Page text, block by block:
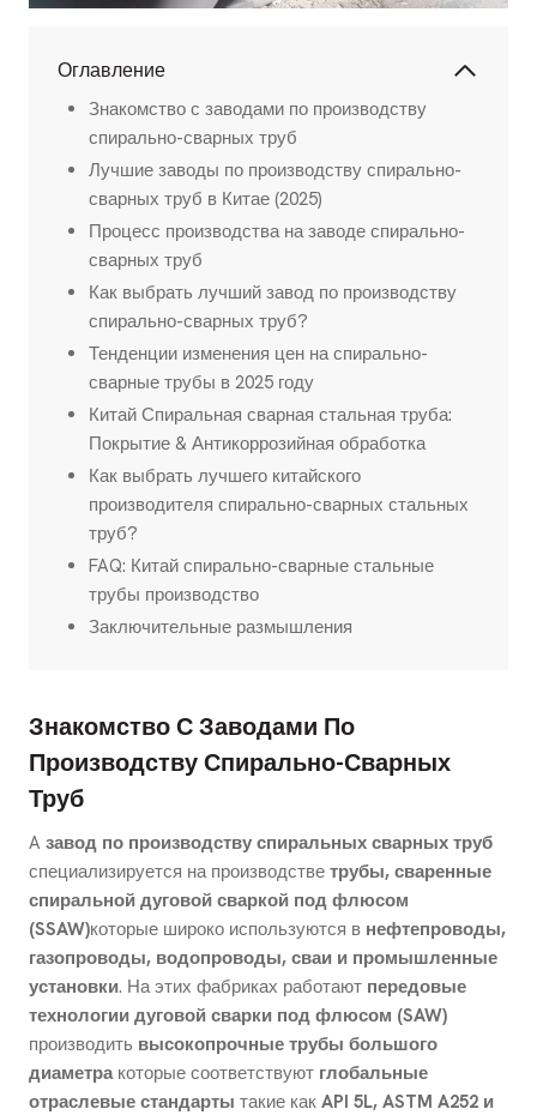
Оглавление
Знакомство с заводами по производству
спирально-сварных труб
Лучшие заводы по производству спирально-
сварных труб в Китае (2025)
Процесс производства на заводе спирально-
сварных труб
Как выбрать лучший завод по производству
спирально-сварных труб?
Тенденции изменения цен на спирально-
сварные трубы в 2025 году
Китай Спиральная сварная стальная труба:
Покрытие & Антикоррозийная обработка
Как выбрать лучшего китайского
производителя спирально-сварных стальных
труб?
FAQ: Китай спирально-сварные стальные
трубы производство
Заключительные размышления
Знакомство С Заводами По
Производству Спирально-Сварных
Труб
A завод по производству спиральных сварных труб
специализируется на производстве трубы, сваренные
спиральной дуговой сваркой под флюсом
(SSAW)которые широко используются в нефтепроводы,
газопроводы, водопроводы, сваи и промышленные
установки. На этих фабриках работают передовые
технологии дуговой сварки под флюсом (SAW)
производить высокопрочные трубы большого
диаметракоторые соответствуют глобальные
отраслевые стандарты такие как API 5L, ASTM A252 и